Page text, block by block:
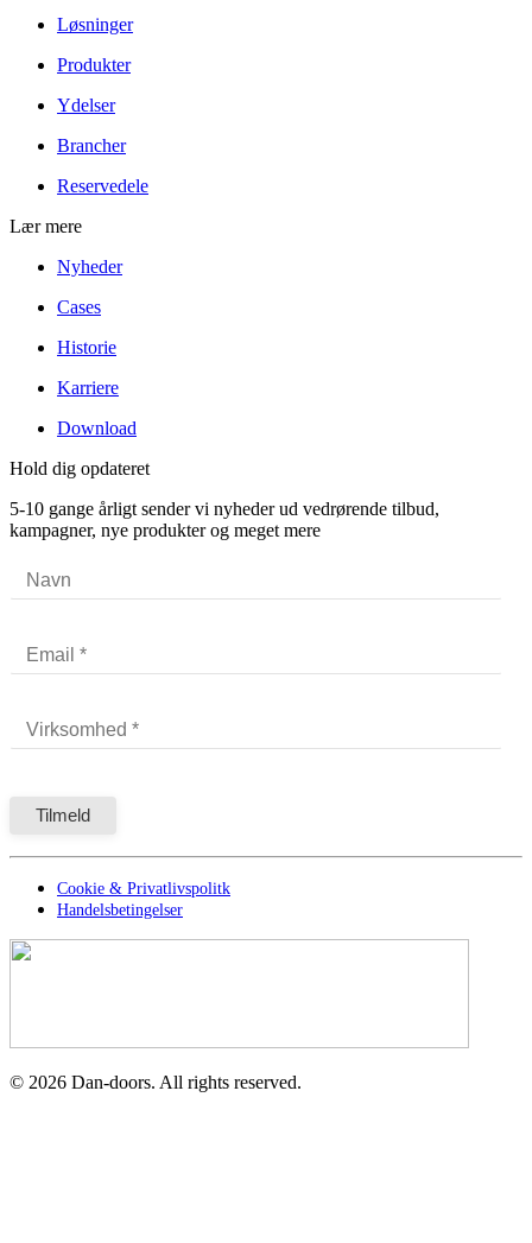
Løsninger
Produkter
Ydelser
Brancher
Reservedele
Lær mere
Nyheder
Cases
Historie
Karriere
Download
Hold dig opdateret
5-10 gange årligt sender vi nyheder ud vedrørende tilbud,
kampagner, nye produkter og meget mere
Cookie & Privatlivspolitk
Handelsbetingelser
© 2026 Dan-doors. All rights reserved.